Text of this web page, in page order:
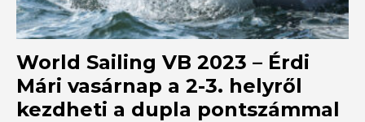
World Sailing VB 2023 – Érdi
Mári vasárnap a 2-3. helyről
kezdheti a dupla pontszámmal